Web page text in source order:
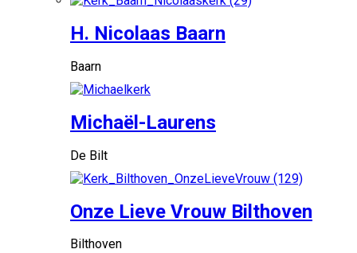
H. Nicolaas Baarn
Baarn
Michaël-Laurens
De Bilt
Onze Lieve Vrouw Bilthoven
Bilthoven